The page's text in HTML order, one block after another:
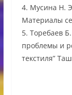
4. Мусина Н.
Материалы
5. Торебаев
проблемы и
текстиля”